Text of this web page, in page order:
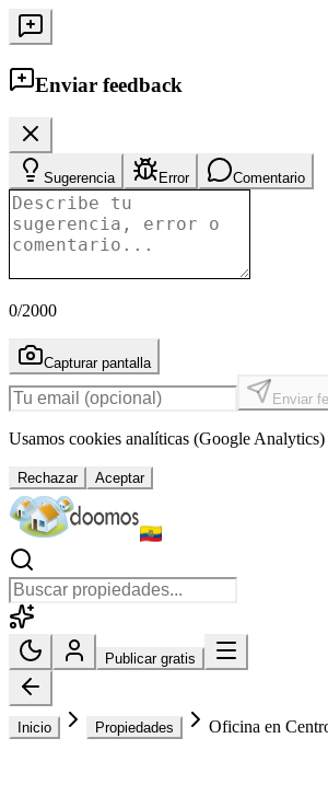
Enviar feedback
Sugerencia Error Comentario
0/2000
Capturar pantalla
Enviar
Usamos cookies analíticas (Google
Rechazar Aceptar
Publicar gratis
Inicio Propiedades Oficina en